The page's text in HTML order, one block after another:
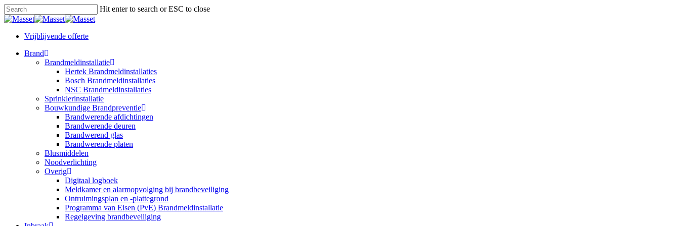
Skip
to
content
Hit enter to search or ESC to close
Close
Vrijblijvende offerte
Menu
Brand
Brandmeldinstallatie
Hertek Brandmeldinstallaties
Bosch Brandmeldinstallaties
NSC Brandmeldinstallaties
Sprinklerinstallatie
Bouwkundige Brandpreventie
Brandwerende afdichtingen
Brandwerende deuren
Brandwerend glas
Brandwerende platen
Blusmiddelen
Noodverlichting
Overig
Digitaal logboek
Meldkamer en alarmopvolging bij brandbeveiliging
Ontruimingsplan en -plattegrond
Programma van Eisen (PvE) Brandmeldinstallatie
Regelgeving brandbeveiliging